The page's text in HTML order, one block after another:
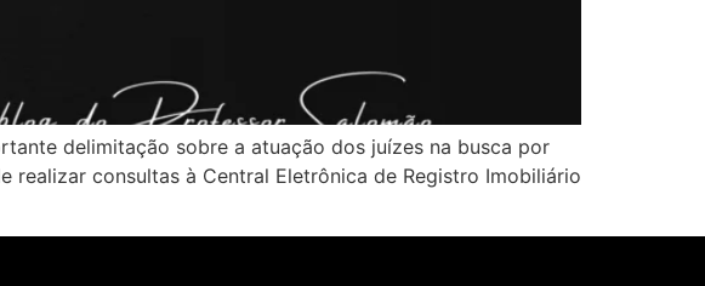
delimitação sobre a atuação dos juízes na busca por
consultas à Central Eletrônica de Registro Imobiliário